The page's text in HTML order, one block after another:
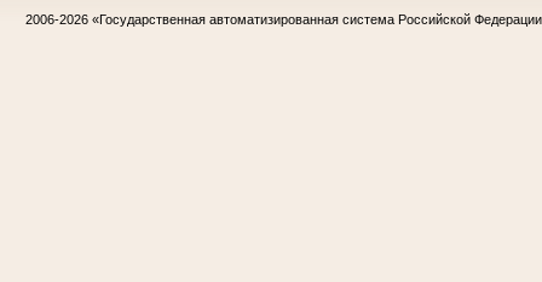
2006-2026 «Государственная автоматизированная система Российской